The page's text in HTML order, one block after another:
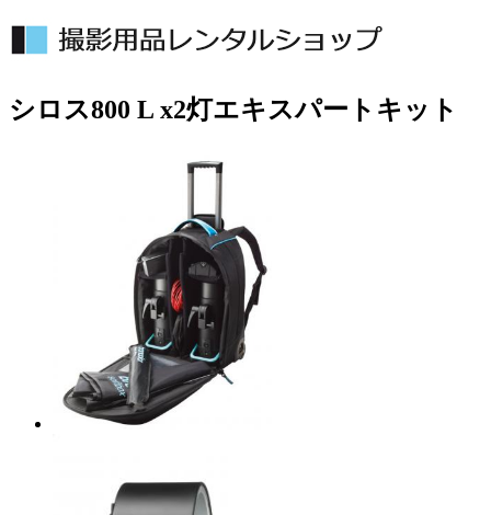
シロス800 L x2灯エキスパートキット